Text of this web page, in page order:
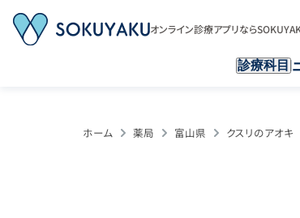
オンライン診療アプリなら
診療科目
ホーム 薬局 富山県 クスリのアオ